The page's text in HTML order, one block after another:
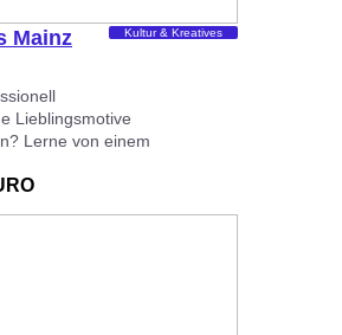
Mainz Kultur & Kreatives
Lieblingsmotive
Lerne von einem